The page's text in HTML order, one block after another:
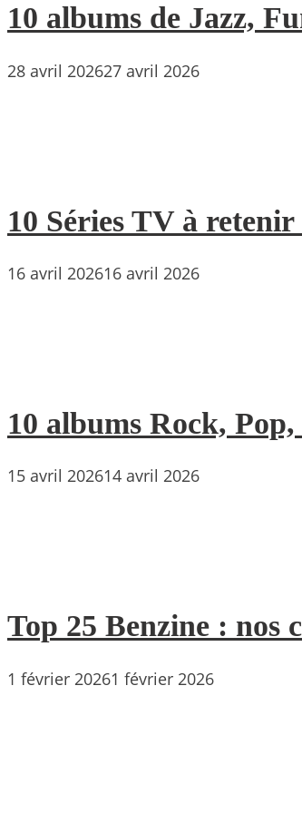
10 albums de Jazz,
28 avril 202627 avril 2026
10 Séries TV à
16 avril 202616 avril 2026
10 albums Rock,
15 avril 202614 avril 2026
Top 25 Benzine : nos
1 février 20261 février 2026